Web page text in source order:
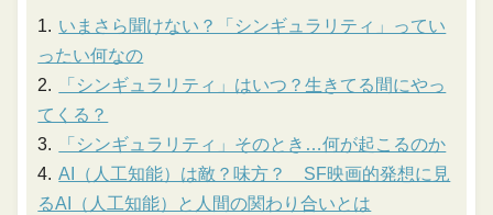
いまさら聞けない？「シンギュラリティ」ってい
ったい何なの
「シンギュラリティ」はいつ？生きてる間にやっ
てくる？
「シンギュラリティ」そのとき…何が起こるのか
AI（人工知能）は敵？味方？ SF映画的発想に見
るAI（人工知能）と人間の関わり合いとは